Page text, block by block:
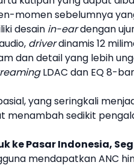
momen sebelumnya
desain in-eardengan
driverdinamis 12
dan detail yang lebih
LDAC dan EQ 8-
yang seringkali
menambah sedikit
ke Pasar Indonesia,
mendapatkan ANC